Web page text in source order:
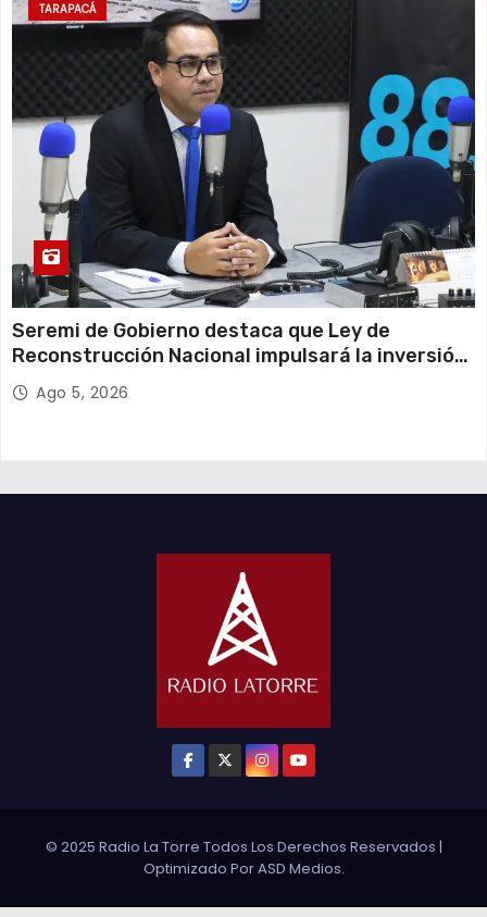
TARAPACÁ
Seremi de Gobierno destaca que Ley de
Reconstrucción Nacional impulsará la inversión
y el empleo en Tarapacá
Ago 5, 2026
© 2025 Radio La Torre Todos Los Derechos Reservados |
Optimizado PorASD Medios.